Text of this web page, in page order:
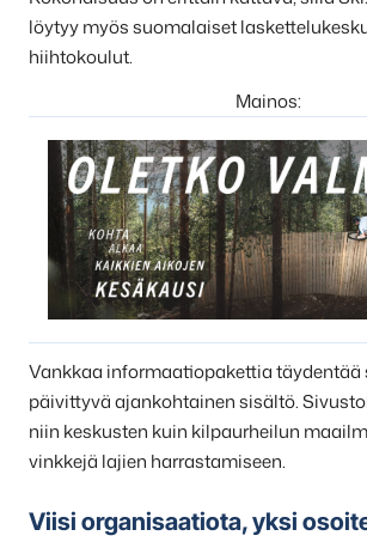
löytyy myös suomalaiset
hiihtokoulut.
Mainos:
Vankkaa informaatiopakettia täydentää
päivittyvä ajankohtainen sisältö.
niin keskusten kuin kilpaurheilun
vinkkejä lajien harrastamiseen.
Viisi organisaatiota, yksi